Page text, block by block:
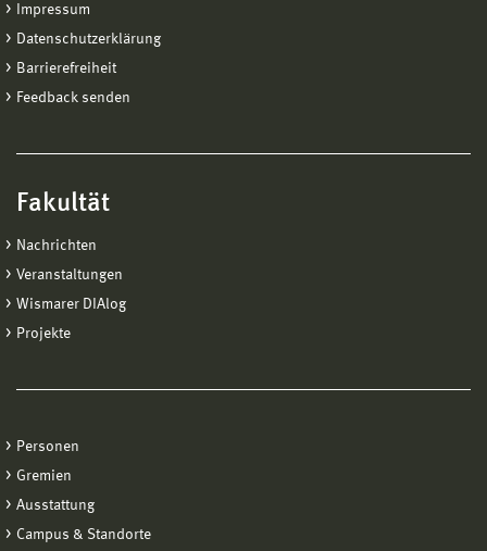
Impressum
Datenschutzerklärung
Barrierefreiheit
Feedback senden
Fakultät
Nachrichten
Veranstaltungen
Wismarer DIAlog
Projekte
Personen
Gremien
Ausstattung
Campus & Standorte